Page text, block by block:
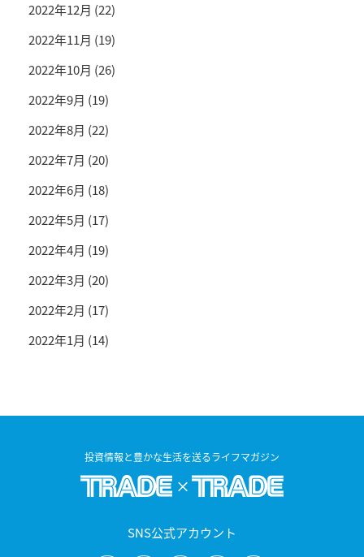
2022年12月 (22)
2022年11月 (19)
2022年10月 (26)
2022年9月 (19)
2022年8月 (22)
2022年7月 (20)
2022年6月 (18)
2022年5月 (17)
2022年4月 (19)
2022年3月 (20)
2022年2月 (17)
2022年1月 (14)
投資情報と豊かな生活を送るライフマガジン
SNS公式アカウント